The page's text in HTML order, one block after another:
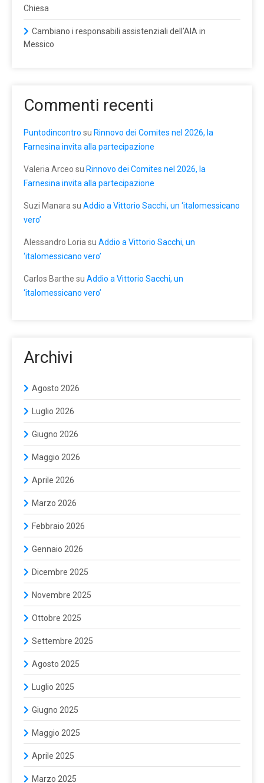
Chiesa
Cambiano i responsabili assistenziali dell’AIA in
Messico
Commenti recenti
Puntodincontro su Rinnovo dei Comites nel 2026, la
Farnesina invita alla partecipazione
Valeria Arceo su Rinnovo dei Comites nel 2026, la
Farnesina invita alla partecipazione
Suzi Manara su Addio a Vittorio Sacchi, un ‘italomessicano
vero’
Alessandro Loria su Addio a Vittorio Sacchi, un
‘italomessicano vero’
Carlos Barthe su Addio a Vittorio Sacchi, un
‘italomessicano vero’
Archivi
Agosto 2026
Luglio 2026
Giugno 2026
Maggio 2026
Aprile 2026
Marzo 2026
Febbraio 2026
Gennaio 2026
Dicembre 2025
Novembre 2025
Ottobre 2025
Settembre 2025
Agosto 2025
Luglio 2025
Giugno 2025
Maggio 2025
Aprile 2025
Marzo 2025